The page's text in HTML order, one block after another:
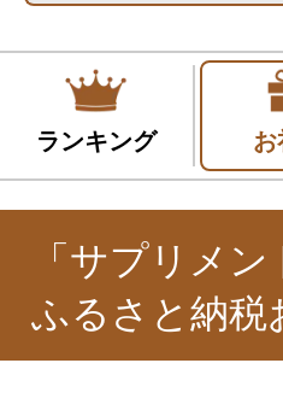
ランキング お
「サプリメ
ふるさと納税